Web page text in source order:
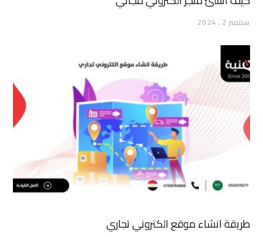
سبتمبر 2, 2024
طريقة انشاء موقع الكتروني تجاري